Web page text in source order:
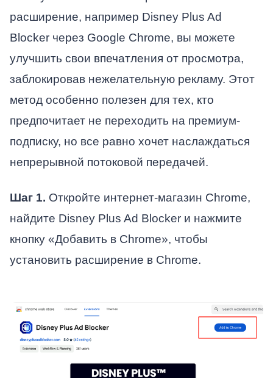
расширение, например Disney Plus Ad
Blocker через Google Chrome, вы можете
улучшить свои впечатления от просмотра,
заблокировав нежелательную рекламу. Этот
метод особенно полезен для тех, кто
предпочитает не переходить на премиум-
подписку, но все равно хочет наслаждаться
непрерывной потоковой передачей.
Шаг 1. Откройте интернет-магазин Chrome,
найдите Disney Plus Ad Blocker и нажмите
кнопку «Добавить в Chrome», чтобы
установить расширение в Chrome.